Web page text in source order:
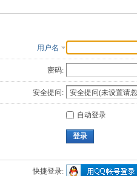
用户名
密码:
安全提问:
自动登录
登录
快捷登录: